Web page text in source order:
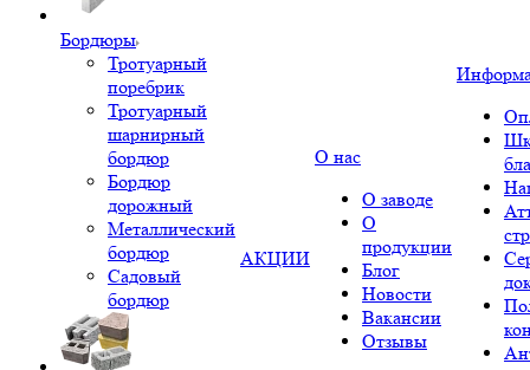
Бордюры
Тротуарный
поребрик
Тротуарный
шарнирный
бордюр
Бордюр
дорожный
Металлический
бордюр
Садовый
бордюр
АКЦИИ
О нас
О заводе
О
продукции
Блог
Новости
Вакансии
Отзывы